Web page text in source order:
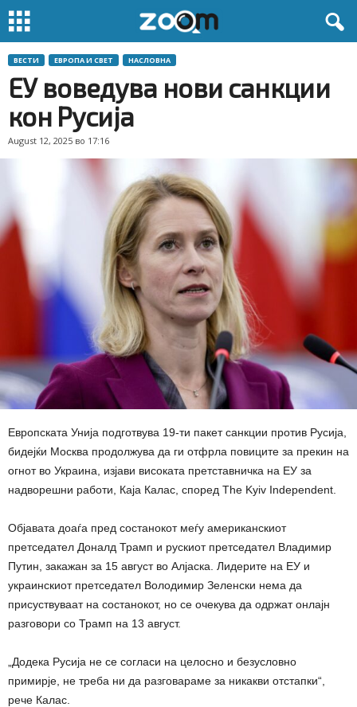
ВЕСТИ ЕВРОПА И СВЕТ НАСЛОВНА
ЕУ воведува нови санкции
кон Русија
August 12, 2025 во 17:16
Европската Унија подготвува 19-ти пакет санкции против Русија,
бидејќи Москва продолжува да ги отфрла повиците за прекин на
огнот во Украина, изјави високата претставничка на ЕУ за
надворешни работи, Каја Калас, според The Kyiv Independent.
Објавата доаѓа пред состанокот меѓу американскиот
претседател Доналд Трамп и рускиот претседател Владимир
Путин, закажан за 15 август во Алјаска. Лидерите на ЕУ и
украинскиот претседател Володимир Зеленски нема да
присуствуваат на состанокот, но се очекува да одржат онлајн
разговори со Трамп на 13 август.
„Додека Русија не се согласи на целосно и безусловно
примирје, не треба ни да разговараме за никакви отстапки“,
рече Калас.